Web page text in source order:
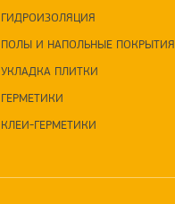
ГИДРОИЗОЛЯЦИЯ
ПОЛЫ И НАПОЛЬНЫЕ ПОКРЫТИЯ
УКЛАДКА ПЛИТКИ
ГЕРМЕТИКИ
КЛЕИ-ГЕРМЕТИКИ